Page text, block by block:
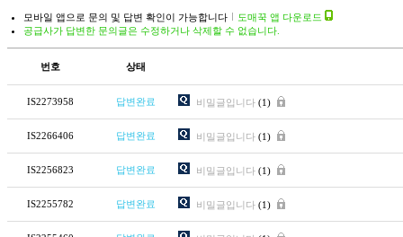
모바일 앱으로 문의 및 답변 확인이 가능합니다
도매꾹 앱 다운로드
공급사가 답변한 문의글은 수정하거나 삭제할 수 없습니다.
번호 상태
IS2273958 답변완료 비밀글입니다 (1)
IS2266406 답변완료 비밀글입니다 (1)
IS2256823 답변완료 비밀글입니다 (1)
IS2255782 답변완료 비밀글입니다 (1)